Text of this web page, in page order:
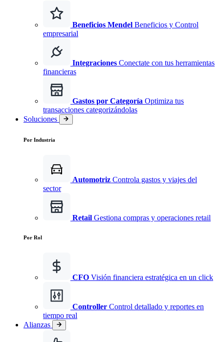
Beneficios Mendel Beneficios y Control
empresarial
Integraciones Conectate con tus herramientas
financieras
Gastos por Categoría Optimiza tus
transacciones categorizándolas
Soluciones
Por Industria
Automotriz Controla gastos y viajes del
sector
Retail Gestiona compras y operaciones retail
Por Rol
CFO Visión financiera estratégica en un click
Controller Control detallado y reportes en
tiempo real
Alianzas